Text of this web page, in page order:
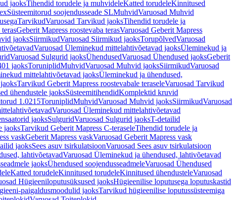
jaoksTihendid torudele ja muhvideleKatted torudeleKinnitused
Süsteemitorud soojendusseade SLMuhvidVaruosad Muhvid
TarvikudVaruosad Tarvikud jaoksTihendid torudele ja
Geberit Mapress roostevaba terasVaruosad Geberit Mapress
jaoksSiirmikudVaruosad Siirmikud jaoksTorupõlvedVaruosad
Varuosad Üleminekud mittelahtivõetavad jaoksÜleminekud ja
Varuosad Sulgurid jaoksÜhendusedVaruosad Ühendused jaoksGeberit
jaoksToruniplidMuhvidVaruosad Muhvid jaoksSiirmikudVaruosad
mittelahtivõetavad jaoksÜleminekud ja ühendused,
Tarvikud Geberit Mapress roostevabale teraseleVaruosad Tarvikud
ühendustele jaoksSüsteemitihendidKomplektid kruvid
1.0215ToruniplidMuhvidVaruosad Muhvid jaoksSiirmikudVaruosad
Varuosad Üleminekud mittelahtivõetavad
jaoksSulguridVaruosad Sulgurid jaoksT-detailid
jaoksTarvikud Geberit Mapress C-teraseleTihendid torudele ja
vaskGeberit Mapress vaskVaruosad Geberit Mapress vask
jaoksSees asuv tsirkulatsioonVaruosad Sees asuv tsirkulatsioon
lahtivõetavadVaruosad Üleminekud ja ühendused, lahtivõetavad
jaoksÜhendused soojendusseadmeleVaruosad Ühendused
Katted torudeleKinnitused torudeleKinnitused ühendusteleVaruosad
Hügieeniloputusüksused jaoksHügieenilise loputusega loputuskastid
paigaldusmoodulid jaoksTarvikud hügieenilise loputussüsteemiga